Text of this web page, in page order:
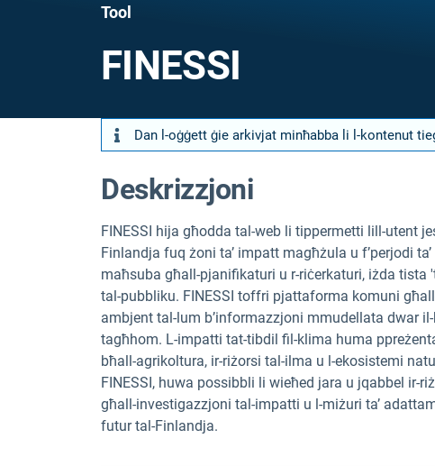
Tool
FINESSI
Dan l-oġġett ġie arkivjat minħabba li l-kontenut
Deskrizzjoni
FINESSI hija għodda tal-web li tippermetti lill-utent
Finlandja fuq żoni ta’ impatt magħżula u f’perjodi
maħsuba għall-pjanifikaturi u r-riċerkaturi, iżda
tal-pubbliku. FINESSI toffri pjattaforma komuni
ambjent tal-lum b’informazzjoni mmudellata dwar
tagħhom. L-impatti tat-tibdil fil-klima huma
bħall-agrikoltura, ir-riżorsi tal-ilma u l-ekosistemi
FINESSI, huwa possibbli li wieħed jara u jqabbel
għall-investigazzjoni tal-impatti u l-miżuri ta’
futur tal-Finlandja.